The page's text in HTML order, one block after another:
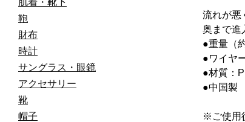
肌着・靴下
鞄
財布
時計
サングラス・眼鏡
アクセサリー
靴
帽子
流れが悪
奥まで進
●重量（
●ワイヤ
●材質：
●中国製
※ご使用